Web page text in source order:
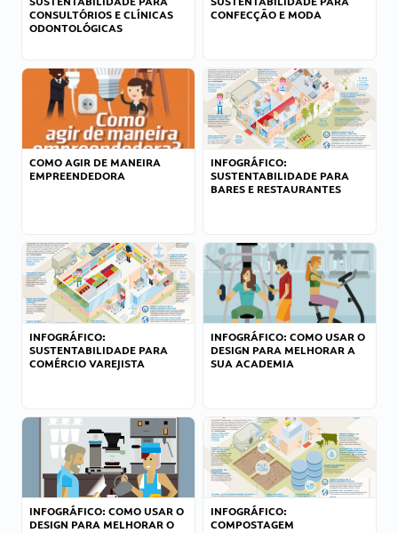
CONSULTÓRIOS E CLÍNICAS
ODONTOLÓGICAS
CONFECÇÃO E MODA
COMO AGIR DE MANEIRA
EMPREENDEDORA
INFOGRÁFICO:
SUSTENTABILIDADE PARA
BARES E RESTAURANTES
INFOGRÁFICO:
SUSTENTABILIDADE PARA
COMÉRCIO VAREJISTA
INFOGRÁFICO: COMO USAR O
DESIGN PARA MELHORAR A
SUA ACADEMIA
INFOGRÁFICO: COMO USAR O
DESIGN PARA MELHORAR O
INFOGRÁFICO:
COMPOSTAGEM